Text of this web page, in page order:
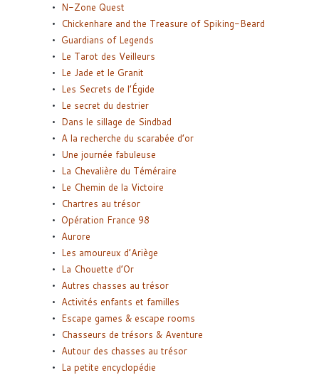
N-Zone Quest
Chickenhare and the Treasure of Spiking-Beard
Guardians of Legends
Le Tarot des Veilleurs
Le Jade et le Granit
Les Secrets de l’Égide
Le secret du destrier
Dans le sillage de Sindbad
A la recherche du scarabée d’or
Une journée fabuleuse
La Chevalière du Téméraire
Le Chemin de la Victoire
Chartres au trésor
Opération France 98
Aurore
Les amoureux d’Ariège
La Chouette d’Or
Autres chasses au trésor
Activités enfants et familles
Escape games & escape rooms
Chasseurs de trésors & Aventure
Autour des chasses au trésor
La petite encyclopédie